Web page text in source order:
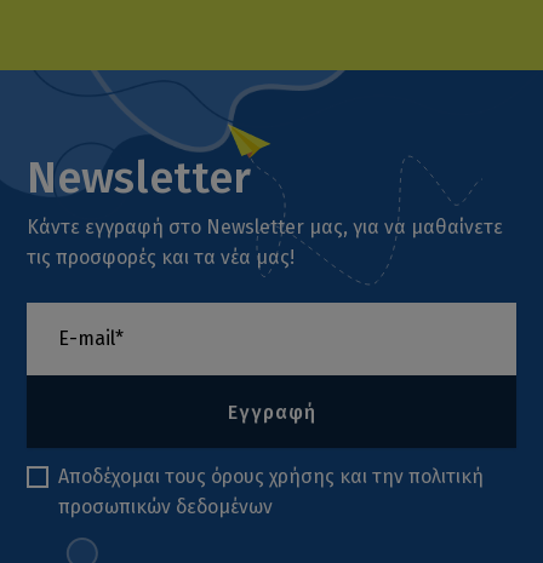
Newsletter
Κάντε εγγραφή στο Newsletter μας, για να μαθαίνετε
τις προσφορές και τα νέα μας!
Εγγραφή
Αποδέχομαι τους όρους χρήσης και τηνπολιτική
προσωπικών δεδομένων